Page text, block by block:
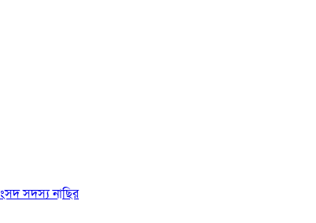
সদস্য নাছির